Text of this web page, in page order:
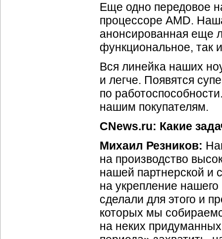
Еще одно передовое
процессоре AMD.
анонсированная еще
функциональное, так
Вся линейка наших
и легче. Появятся
по
нашим покупателям.
CNews.ru: Какие
Михаил Резников:
на производство
нашей партнерской и
на укрепление
сделали для этого и
которых мы
на неких придуманных